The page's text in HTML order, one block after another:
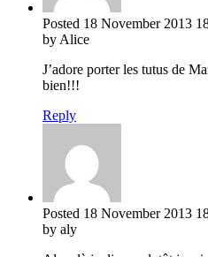
Posted 18 November 2013
by Alice
J’adore porter les tutus de
bien!!!
Reply
Posted 18 November 2013
by aly